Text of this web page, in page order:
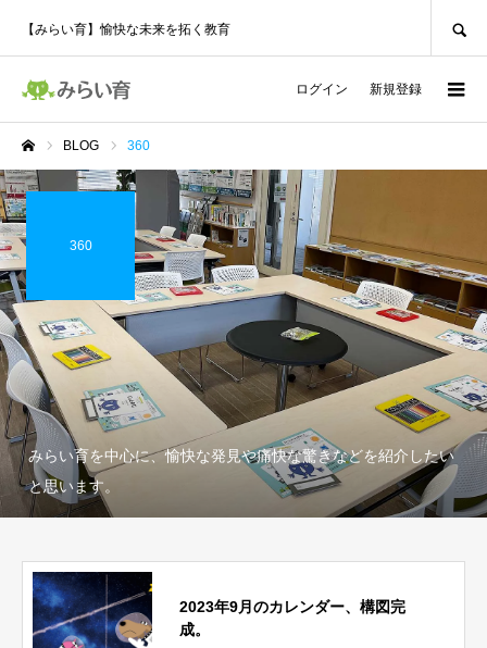
【みらい育】愉快な未来を拓く教育
ログイン 新規登録
BLOG 360
360
みらい育を中心に、愉快な発見や痛快な驚きなどを紹介したい
と思います。
2023年9月のカレンダー、構図完
成。